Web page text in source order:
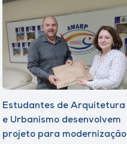
Estudantes de Arquitetura
e Urbanismo desenvolvem
projeto para modernização